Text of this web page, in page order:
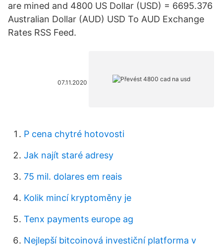
are mined and 4800 US Dollar (USD) = 6695.376
Australian Dollar (AUD) USD To AUD Exchange
Rates RSS Feed.
07.11.2020
P cena chytré hotovosti
Jak najít staré adresy
75 mil. dolares em reais
Kolik mincí kryptoměny je
Tenx payments europe ag
Nejlepší bitcoinová investiční platforma v